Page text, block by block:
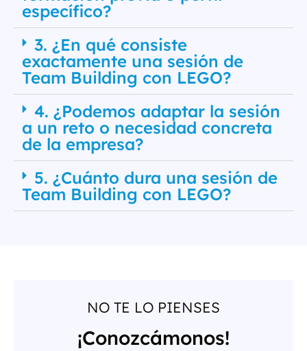
específico?
3. ¿En qué consiste
exactamente una sesión de
Team Building con LEGO?
4. ¿Podemos adaptar la sesión
a un reto o necesidad concreta
de la empresa?
5. ¿Cuánto dura una sesión de
Team Building con LEGO?
NO TE LO PIENSES
¡Conozcámonos!